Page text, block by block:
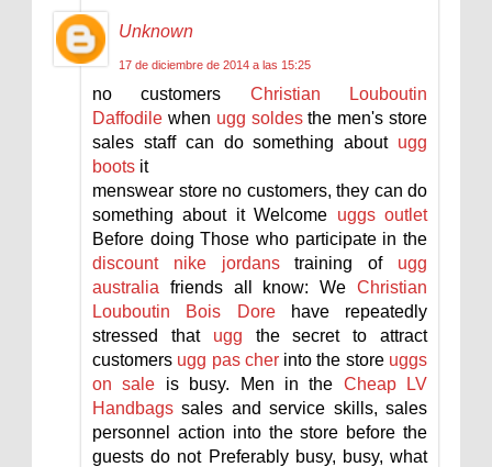
Unknown
17 de diciembre de 2014 a las 15:25
no customers Christian Louboutin
Daffodile when ugg soldesthe men's store
sales staff can do something about ugg
boots it
menswear store no customers, they can do
something about it Welcome uggs outlet
Before doing Those who participate in the
discount nike jordanstraining of ugg
australia friends all know: We Christian
Louboutin Bois Dorehave repeatedly
stressed that ugg the secret to attract
customers ugg pas cherinto the store uggs
on sale is busy. Men in the Cheap LV
Handbags sales and service skills, sales
personnel action into the store before the
guests do not Preferably busy, busy, what